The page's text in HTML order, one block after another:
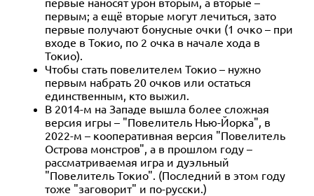
первым; а ещё вторые могут лечиться, зато
первые получают бонусные очки (1 очко – при
входе в Токио, по 2 очка в начале хода в
Токио).
Чтобы стать повелителем Токио – нужно
первым набрать 20 очков или остаться
единственным, кто выжил.
В 2014-м на Западе вышла более сложная
версия игры – "Повелитель Нью-Йорка", в
2022-м – кооперативная версия "Повелитель
Острова монстров", а в прошлом году –
рассматриваемая игра и дуэльный
"Повелитель Токио". (Последний в этом году
тоже "заговорит" и по-русски.)